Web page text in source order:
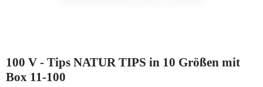
100 V - Tips NATUR TIPS in 10 Größen mit
Box 11-100